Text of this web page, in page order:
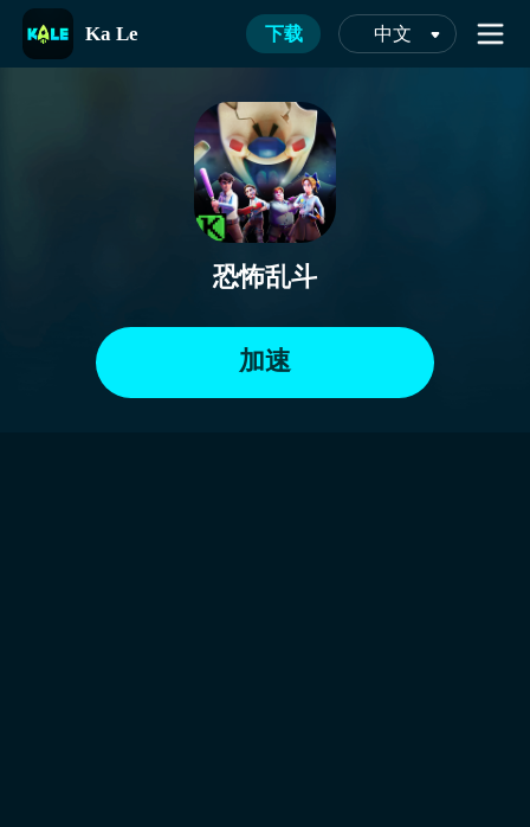
Ka Le 下载 中文
恐怖乱斗
加速